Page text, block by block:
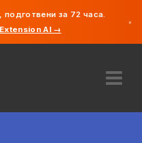
за 72 часа.
AI →
×